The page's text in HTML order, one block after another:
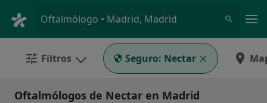
Oftalmólogo • Madrid, Madrid
Filtros Seguro: Nectar
Oftalmólogos de Nectar en Madrid